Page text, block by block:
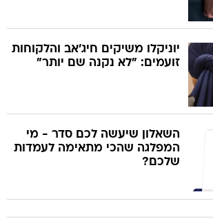
יוניקלו משיקים חיג'אב והלקוחות
זועמים: "לא נקנה שם יותר"
השאלון שיעשה לכם סדר - מי
המפלגה שהכי מתאימה לעמדות
שלכם?